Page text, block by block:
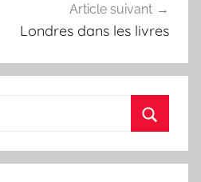
Article suivant
Londres dans les livres